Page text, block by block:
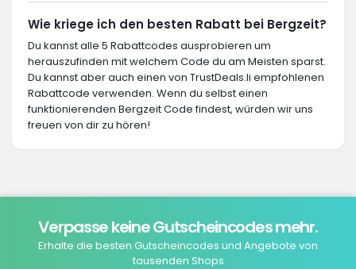
Wie kriege ich den besten Rabatt bei Bergzeit?
Du kannst alle 5 Rabattcodes ausprobieren um
herauszufinden mit welchem Code du am Meisten sparst.
Du kannst aber auch einen von TrustDeals.li empfohlenen
Rabattcode verwenden. Wenn du selbst einen
funktionierenden Bergzeit Code findest, würden wir uns
freuen von dir zu hören!
Verpasse keine Gutscheincodes mehr.
Erhalte die besten Gutscheincodes und Angebote von
tausenden Shops